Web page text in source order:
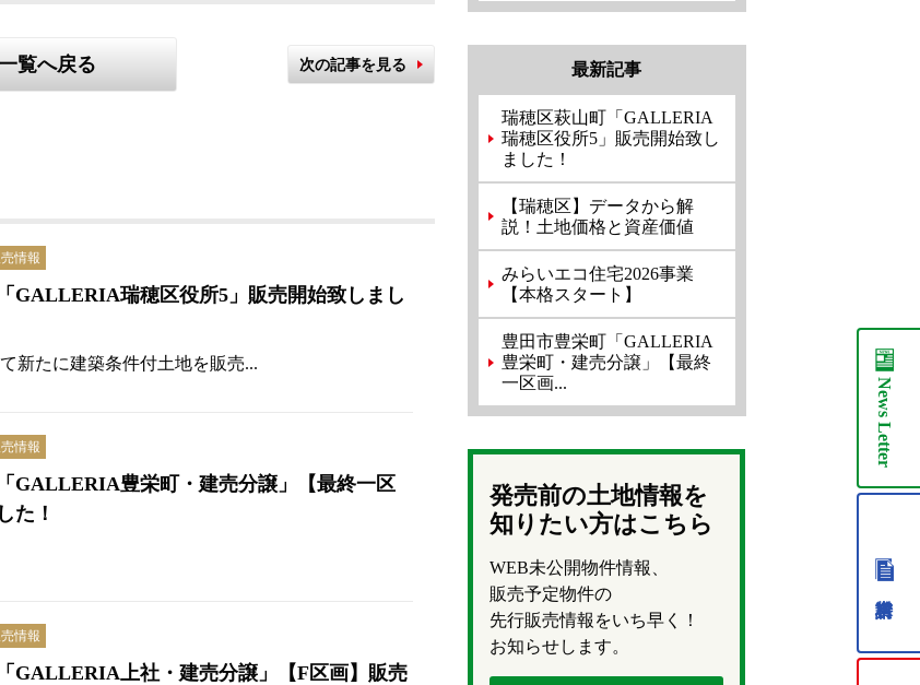
覧へ戻る 次の記事を見る
情報
GALLERIA瑞穂区役所5」販売開始致しまし
新たに建築条件付土地を販売...
情報
GALLERIA豊栄町・建売分譲」【最終一区
た！
情報
GALLERIA上社・建売分譲」【F区画】販売
最新記事
瑞穂区萩山町「GALLERIA
瑞穂区役所5」販売開始致し
ました！
【瑞穂区】データから解
説！土地価格と資産価値
みらいエコ住宅2026事業
【本格スタート】
豊田市豊栄町「GALLERIA
豊栄町・建売分譲」【最終
一区画...
発売前の土地情報を
知りたい方はこちら
WEB未公開物件情報、
販売予定物件の
先行販売情報をいち早く！
お知らせします。
News
Letter